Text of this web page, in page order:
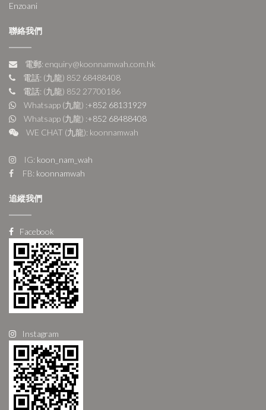
Enzoani
聯絡我們
電郵: enquiry@koonnamwah.com.hk
電話: (九龍) 852 68488408
電話: (九龍) 852 27700186
Whatsapp (九龍) :+852 68131929
Whatsapp (九龍) :+852 68488408
WE CHAT (九龍): koonnamwah
IG: koon_nam_wah
FB: koonnamwah
追縱我們
Facebook
Instagram